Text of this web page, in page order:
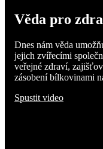
Věda pro
Dnes nám věda
jejich zvířecími
veřejné zdraví,
zásobení bílkovinami
Spustit video